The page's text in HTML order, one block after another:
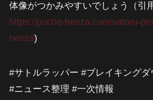
体像がつかみやすいでしょう（引
https://pucho-henza.com/satoru-
henza)
#サトルラッパー #ブレイキング
#ニュース整理 #一次情報